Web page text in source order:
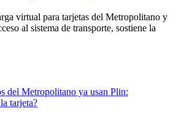
virtual para tarjetas del Metropolitano y
al sistema de transporte, sostiene la